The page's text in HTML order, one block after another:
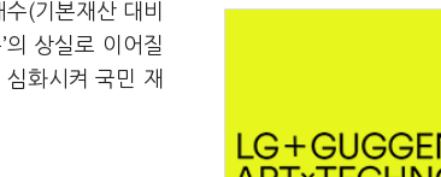
(기본재산 대비
상실로 이어질
화시켜 국민 재